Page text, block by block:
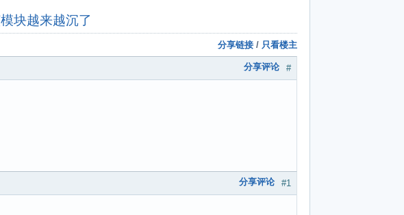
块越来越沉了
分享链接 / 只看楼主
#
分享评论
#1
分享评论